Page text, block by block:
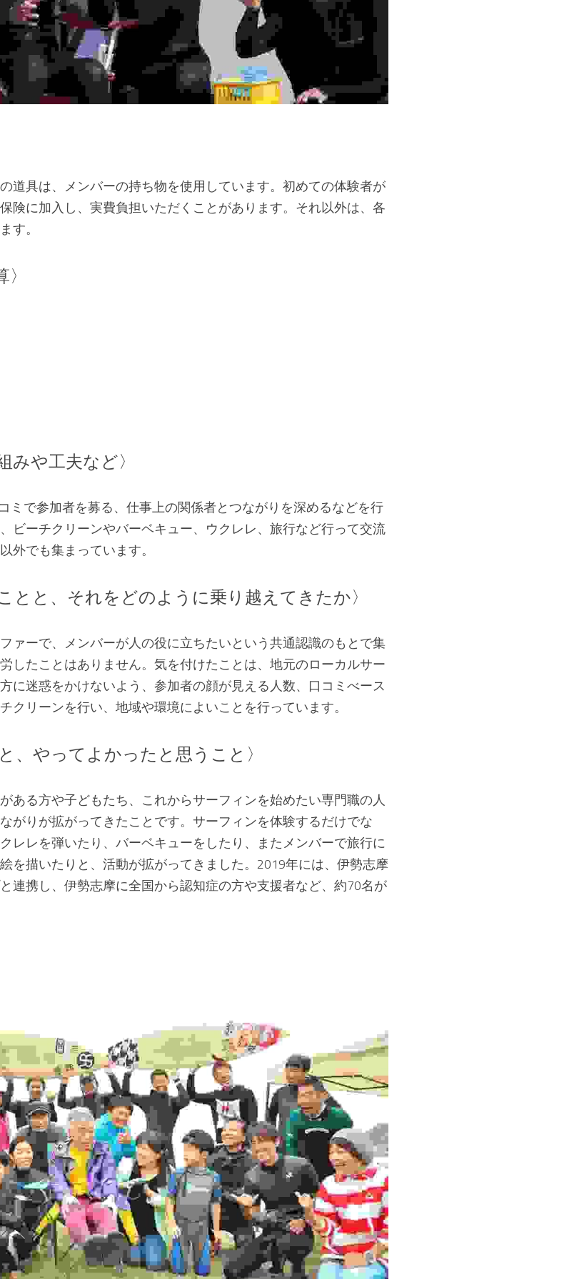
道具は、メンバーの持ち物を使用しています。初めての体験者が
険に加入し、実費負担いただくことがあります。それ以外は、各
す。
みや工夫など〉
ミで参加者を募る、仕事上の関係者とつながりを深めるなどを行
ビーチクリーンやバーベキュー、ウクレレ、旅行など行って交流
外でも集まっています。
とと、それをどのように乗り越えてきたか〉
ァーで、メンバーが人の役に立ちたいという共通認識のもとで集
したことはありません。気を付けたことは、地元のローカルサー
に迷惑をかけないよう、参加者の顔が見える人数、口コミべース
クリーンを行い、地域や環境によいことを行っています。
、やってよかったと思うこと〉
ある方や子どもたち、これからサーフィンを始めたい専門職の人
がりが拡がってきたことです。サーフィンを体験するだけでな
レレを弾いたり、バーベキューをしたり、またメンバーで旅行に
を描いたりと、活動が拡がってきました。2019年には、伊勢志摩
連携し、伊勢志摩に全国から認知症の方や支援者など、約70名が